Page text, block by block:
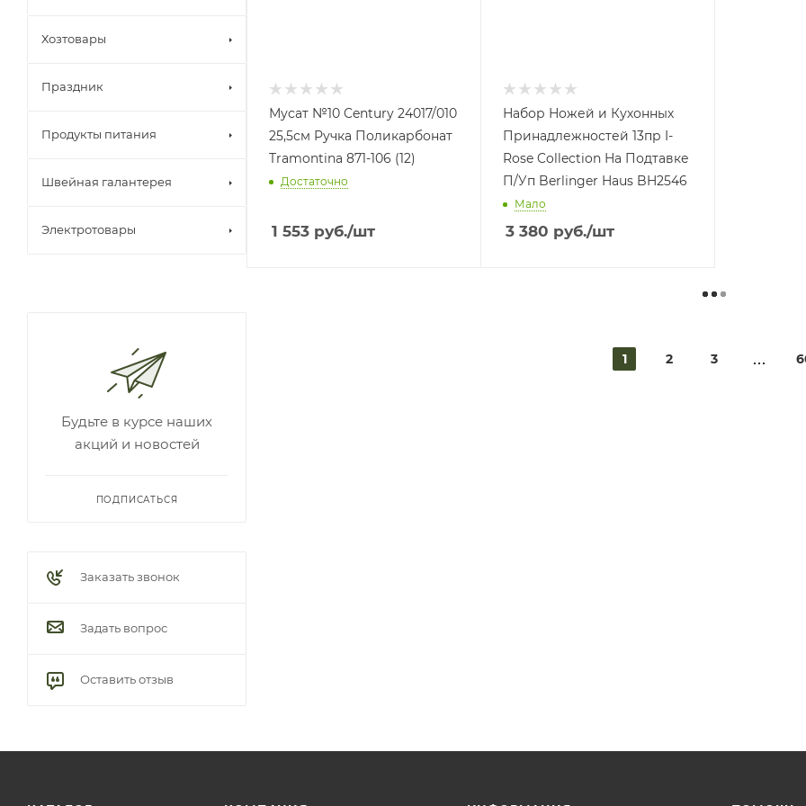
Мусат №10 Century 24017/010
25,5см Ручка Поликарбонат
Tramontina 871-106 (12)
Достаточно
1 553 руб./шт
Набор Ножей и Кухонных
Принадлежностей 13пр I-
Rose Collection На Подтавке
П/Уп Berlinger Haus BH2546
Мало
3 380 руб./шт
1 2 3
Хозтовары
Праздник
Продукты питания
Швейная галантерея
Электротовары
Будьте в курсе наших
акций и новостей
ПОДПИСАТЬСЯ
Заказать звонок
Задать вопрос
Оставить отзыв